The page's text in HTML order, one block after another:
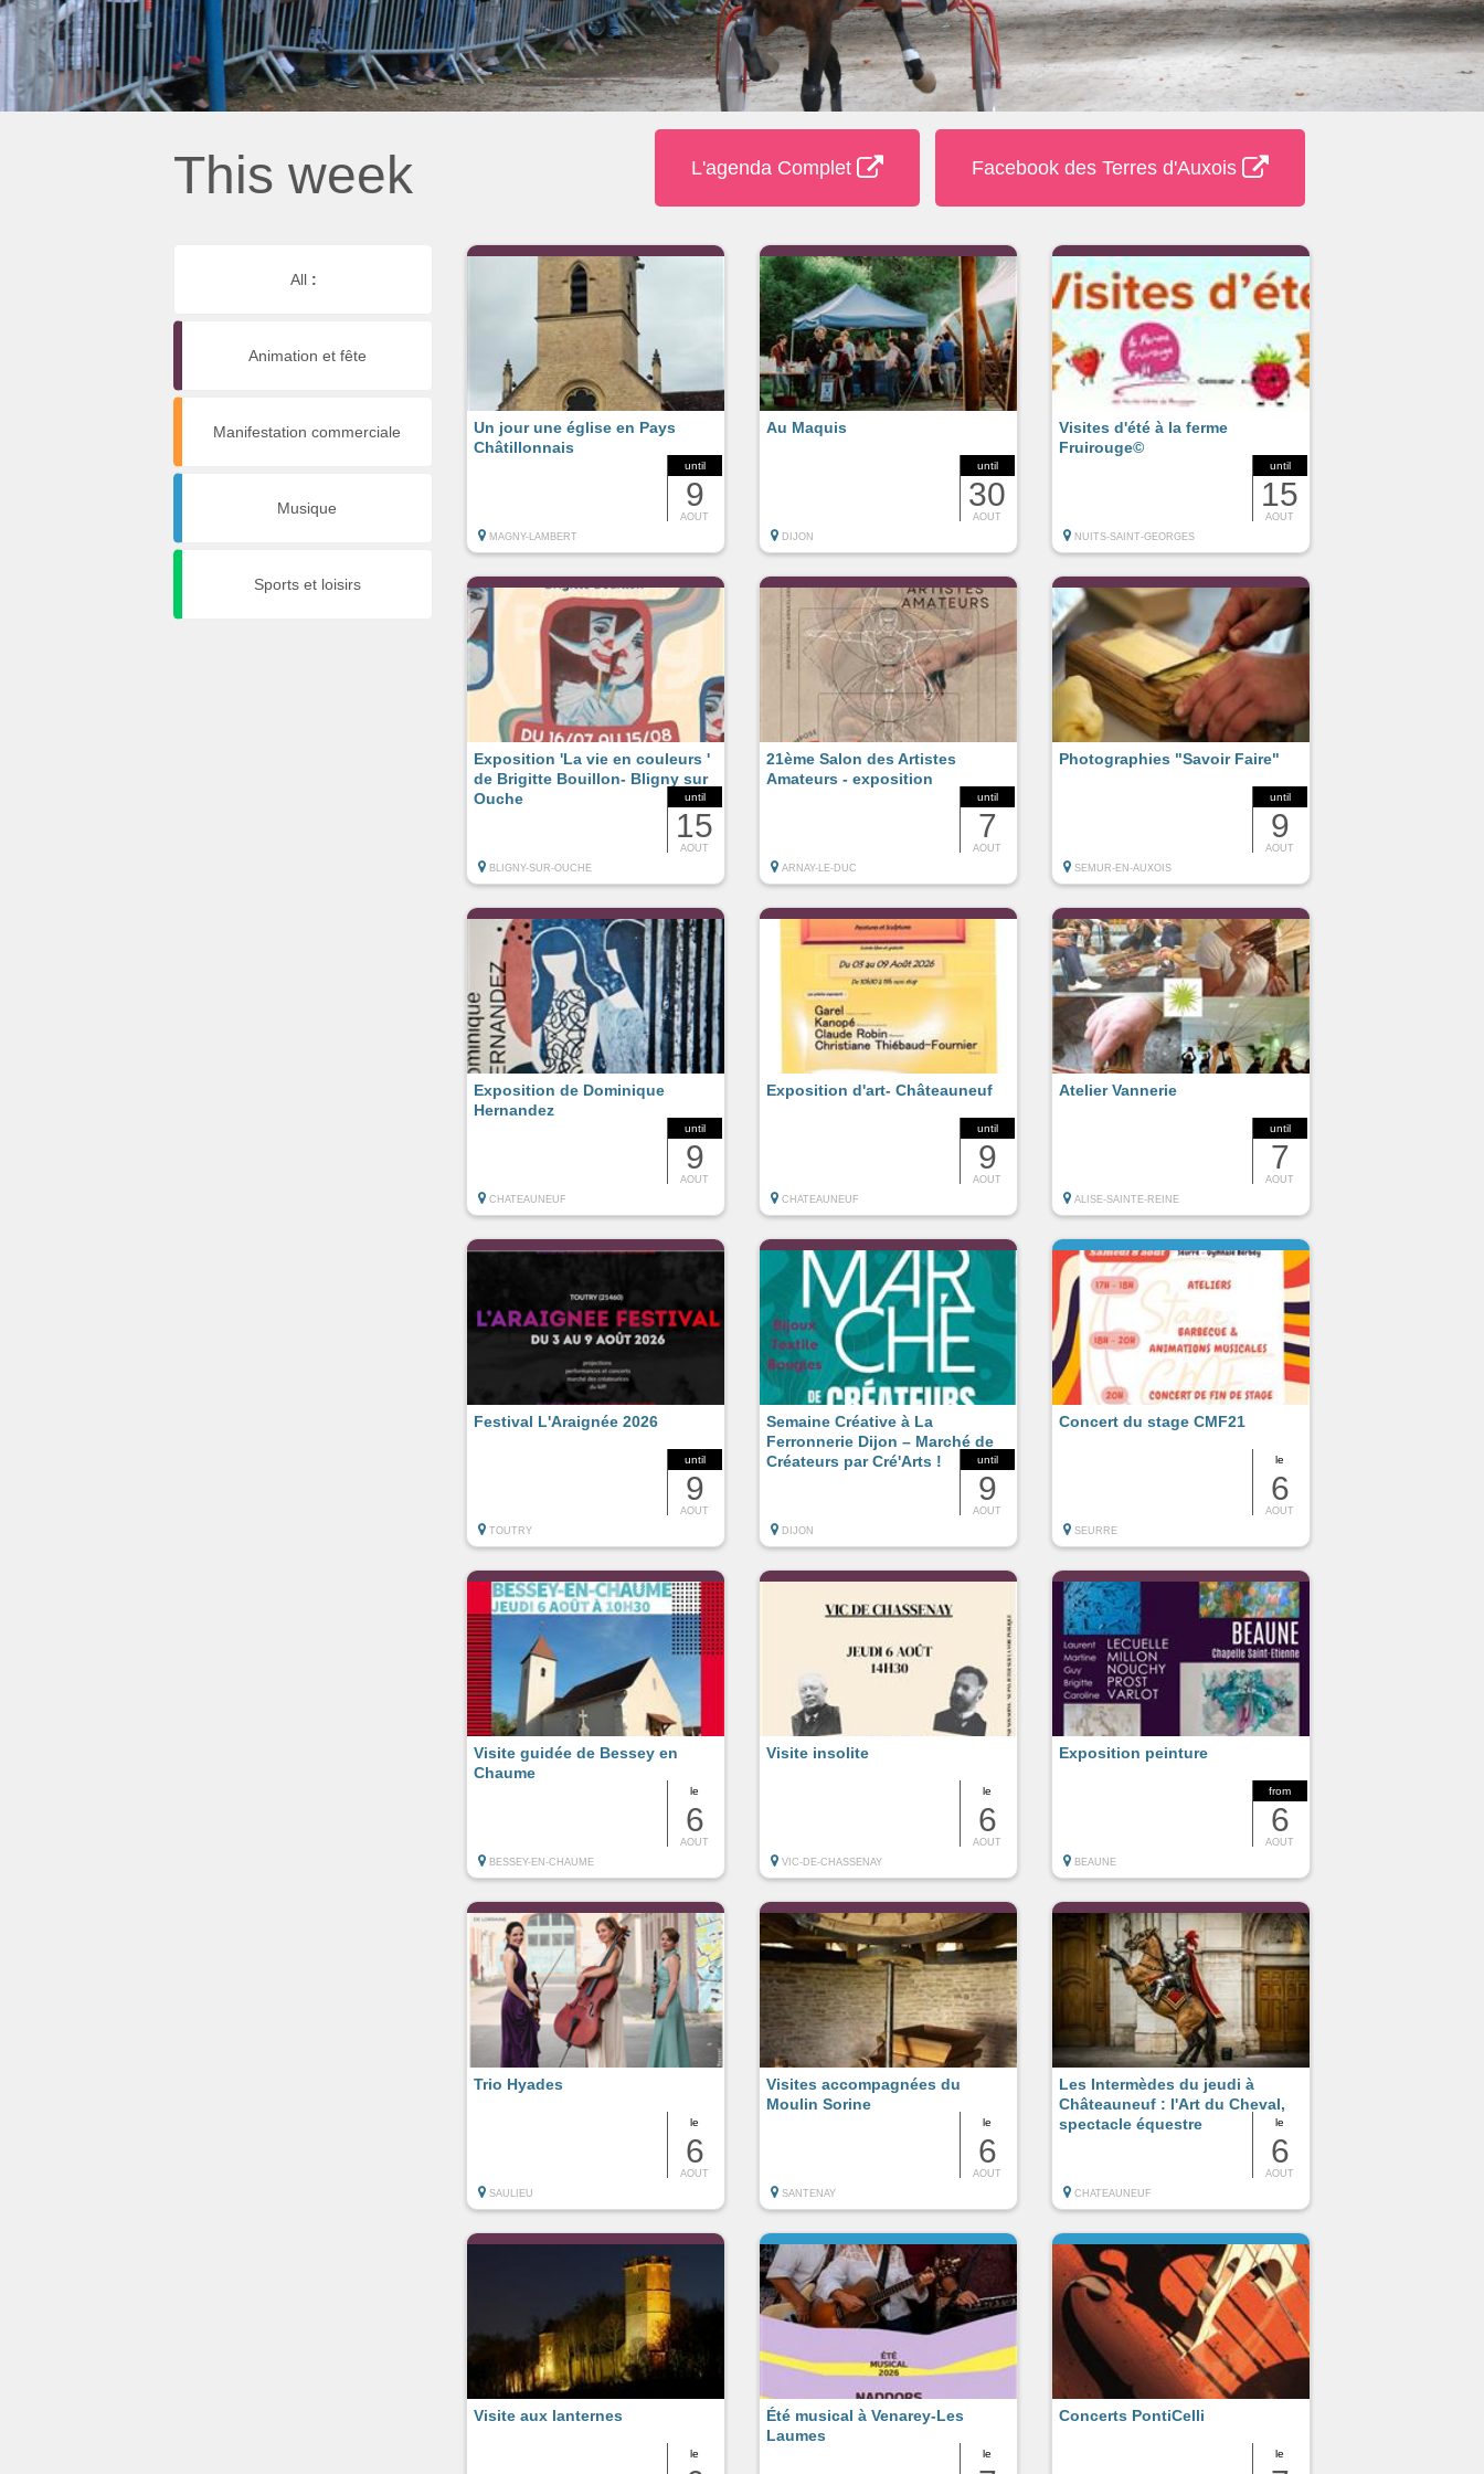
This week L'agenda Complet Facebook des Terres d'Auxois
All :
Animation et fête
Manifestation commerciale
Musique
Sports et loisirs
until
9
AOUT
Un jour une église en Pays
Châtillonnais
MAGNY-LAMBERT
until
30
AOUT
Au Maquis
DIJON
until
15
AOUT
Visites d'été à la ferme
Fruirouge©
NUITS-SAINT-GEORGES
until
15
AOUT
Exposition 'La vie en couleurs '
de Brigitte Bouillon- Bligny sur
Ouche
BLIGNY-SUR-OUCHE
until
7
AOUT
21ème Salon des Artistes
Amateurs - exposition
ARNAY-LE-DUC
until
9
AOUT
Photographies "Savoir Faire"
SEMUR-EN-AUXOIS
until
9
AOUT
Exposition de Dominique
Hernandez
CHATEAUNEUF
until
9
AOUT
Exposition d'art- Châteauneuf
CHATEAUNEUF
until
7
AOUT
Atelier Vannerie
ALISE-SAINTE-REINE
until
9
AOUT
Festival L'Araignée 2026
TOUTRY
until
9
AOUT
Semaine Créative à La
Ferronnerie Dijon – Marché de
Créateurs par Cré'Arts !
DIJON
le
6
AOUT
Concert du stage CMF21
SEURRE
le
6
AOUT
Visite guidée de Bessey en
Chaume
BESSEY-EN-CHAUME
le
6
AOUT
Visite insolite
VIC-DE-CHASSENAY
from
6
AOUT
Exposition peinture
BEAUNE
le
6
AOUT
Trio Hyades
SAULIEU
le
6
AOUT
Visites accompagnées du
Moulin Sorine
SANTENAY
le
6
AOUT
Les Intermèdes du jeudi à
Châteauneuf : l'Art du Cheval,
spectacle équestre
CHATEAUNEUF
le
Visite aux lanternes
le
Été musical à Venarey-Les
Laumes
le
Concerts PontiCelli